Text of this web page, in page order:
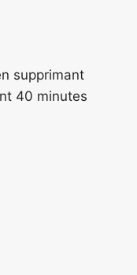
supprimant
40 minutes